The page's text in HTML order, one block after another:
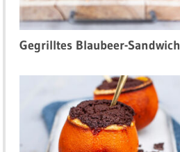
Gegrilltes Blaubeer-Sandwich